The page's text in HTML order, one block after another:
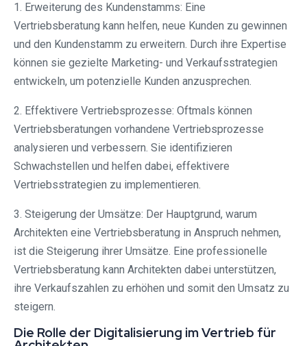
1. Erweiterung des Kundenstamms: Eine
Vertriebsberatung kann helfen, neue Kunden zu gewinnen
und den Kundenstamm zu erweitern. Durch ihre Expertise
können sie gezielte Marketing- und Verkaufsstrategien
entwickeln, um potenzielle Kunden anzusprechen.
2. Effektivere Vertriebsprozesse: Oftmals können
Vertriebsberatungen vorhandene Vertriebsprozesse
analysieren und verbessern. Sie identifizieren
Schwachstellen und helfen dabei, effektivere
Vertriebsstrategien zu implementieren.
3. Steigerung der Umsätze: Der Hauptgrund, warum
Architekten eine Vertriebsberatung in Anspruch nehmen,
ist die Steigerung ihrer Umsätze. Eine professionelle
Vertriebsberatung kann Architekten dabei unterstützen,
ihre Verkaufszahlen zu erhöhen und somit den Umsatz zu
steigern.
Die Rolle der Digitalisierung im Vertrieb für